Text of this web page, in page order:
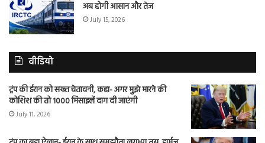
अब होगी आसान और तेज
July 15, 2026
वीडियो
ट्रंप की ईरान को सख्त चेतावनी, कहा- अगर मुझे मारने की
कोशिश की तो 1000 मिसाइलें दाग दी जाएंगी
July 11, 2026